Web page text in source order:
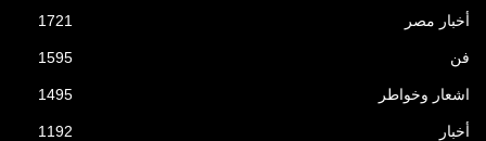
أخبار مصر 1721
فن 1595
اشعار وخواطر 1495
أخبار 1192